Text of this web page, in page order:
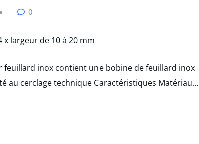
0
feuillard inox contient une bobine de feuillard inox
au cerclage technique Caractéristiques Matériau…